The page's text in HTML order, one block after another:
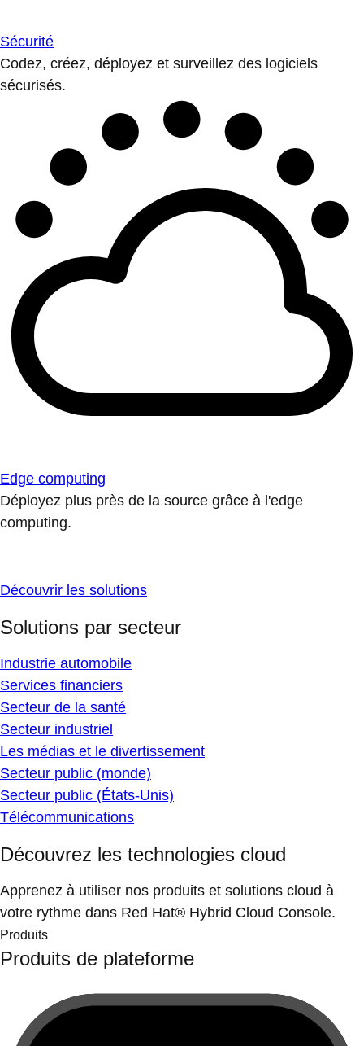
Sécurité
Codez, créez, déployez et surveillez des logiciels
sécurisés.
Edge computing
Déployez plus près de la source grâce à l'edge
computing.
Découvrir les solutions
Solutions par secteur
Industrie automobile
Services financiers
Secteur de la santé
Secteur industriel
Les médias et le divertissement
Secteur public (monde)
Secteur public (États-Unis)
Télécommunications
Découvrez les technologies cloud
Apprenez à utiliser nos produits et solutions cloud à
votre rythme dans Red Hat® Hybrid Cloud Console.
Produits
Produits de plateforme